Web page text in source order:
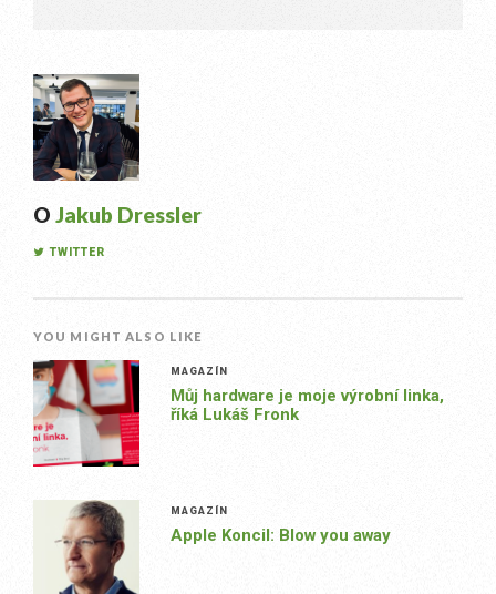
O Jakub Dressler
TWITTER
YOU MIGHT ALSO LIKE
MAGAZÍN
Můj hardware je moje výrobní linka,
říká Lukáš Fronk
MAGAZÍN
Apple Koncil: Blow you away